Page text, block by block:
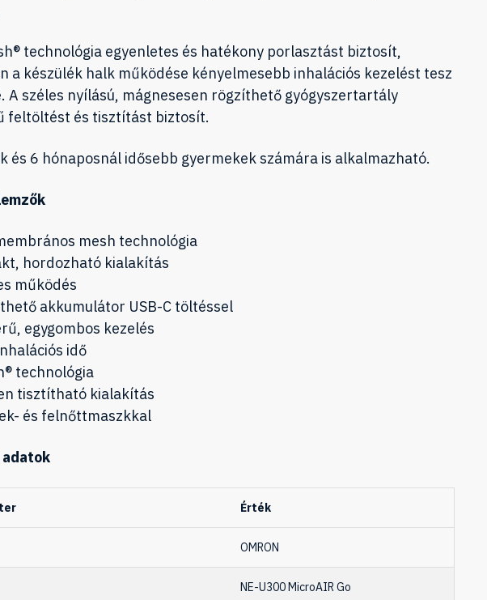
technológia egyenletes és hatékony porlasztást biztosít,
a készülék halk működése kényelmesebb inhalációs kezelést tesz
A széles nyílású, mágnesesen rögzíthető gyógyszertartály
feltöltést és tisztítást biztosít.
és 6 hónaposnál idősebb gyermekek számára is alkalmazható.
mesh technológia
hordozható kialakítás
működés
akkumulátor USB-C töltéssel
egygombos kezelés
idő
technológia
tisztítható kialakítás
és felnőttmaszkkal
adatok
Érték
OMRON
NE-U300 MicroAIR Go